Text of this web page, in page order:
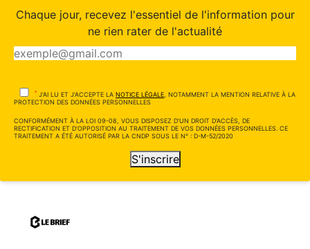
Chaque jour, recevez l'essentiel de l'information pour
ne rien rater de l'actualité
* J'AI LU ET J'ACCEPTE LA NOTICE LÉGALE , NOTAMMENT LA MENTION RELATIVE À LA
PROTECTION DES DONNÉES PERSONNELLES
CONFORMÉMENT À LA LOI 09-08, VOUS DISPOSEZ D'UN DROIT D'ACCÈS, DE
RECTIFICATION ET D'OPPOSITION AU TRAITEMENT DE VOS DONNÉES PERSONNELLES. CE
TRAITEMENT A ÉTÉ AUTORISÉ PAR LA CNDP SOUS LE N° : D-M-52/2020
S'inscrire